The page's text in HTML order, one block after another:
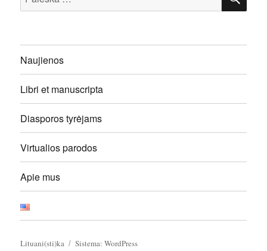
Naujienos
Libri et manuscripta
Diasporos tyrėjams
Virtualios parodos
Apie mus
Lituani(sti)ka Sistema: WordPress